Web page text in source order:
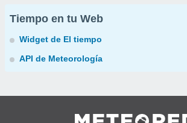
Tiempo en tu Web
Widget de El tiempo
API de Meteorología